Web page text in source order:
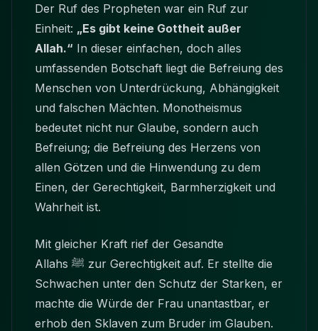
Der Ruf des Propheten war ein Ruf zur
Einheit: „Es gibt keine Gottheit außer
Allah.“ In dieser einfachen, doch alles
umfassenden Botschaft liegt die Befreiung des
Menschen von Unterdrückung, Abhängigkeit
und falschen Mächten. Monotheismus
bedeutet nicht nur Glaube, sondern auch
Befreiung; die Befreiung des Herzens von
allen Götzen und die Hinwendung zu dem
Einen, der Gerechtigkeit, Barmherzigkeit und
Wahrheit ist.
Mit gleicher Kraft rief der Gesandte
Allahs ﷺ zur Gerechtigkeit auf. Er stellte die
Schwachen unter den Schutz der Starken, er
machte die Würde der Frau unantastbar, er
erhob den Sklaven zum Bruder im Glauben.